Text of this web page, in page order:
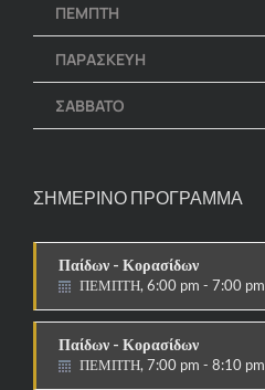
ΠΕΜΠΤΗ
ΠΑΡΑΣΚΕΥΗ
ΣΑΒΒΑΤΟ
ΣΗΜΕΡΙΝΟ ΠΡΟΓΡΑΜΜΑ
Παίδων - Κορασίδων
ΠΕΜΠΤΗ, 6:00 pm - 7:00 pm
Παίδων - Κορασίδων
ΠΕΜΠΤΗ, 7:00 pm - 8:10 pm